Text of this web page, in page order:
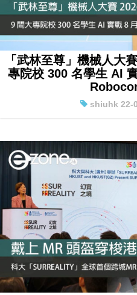
「武林至尊」機械人大
專院校 300 名學生 AI
shiuhk 22-